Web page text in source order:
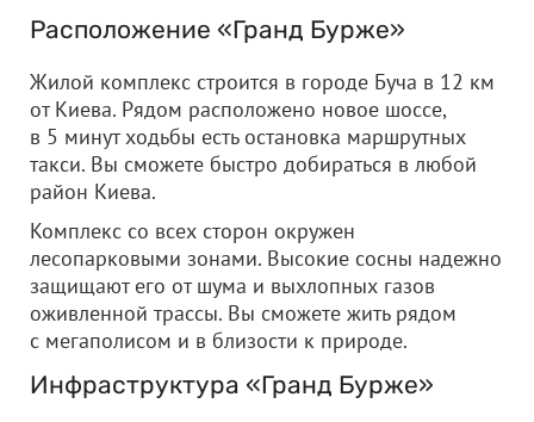
Расположение «Гранд Бурже»
Жилой комплекс строится в городе Буча в 12 км
от Киева. Рядом расположено новое шоссе,
в 5 минут ходьбы есть остановка маршрутных
такси. Вы сможете быстро добираться в любой
район Киева.
Комплекс со всех сторон окружен
лесопарковыми зонами. Высокие сосны надежно
защищают его от шума и выхлопных газов
оживленной трассы. Вы сможете жить рядом
с мегаполисом и в близости к природе.
Инфраструктура «Гранд Бурже»